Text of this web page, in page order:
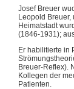
Josef Breuer
Leopold
Heimatstadt
(1846-1931);
Er habilitierte in
Breuer-Reflex).
Kollegen der
Patienten.